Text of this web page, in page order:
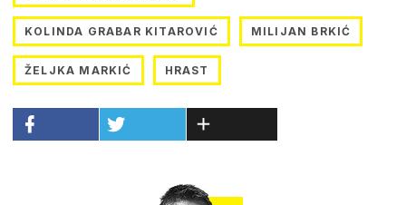
KOLINDA GRABAR KITAROVIĆ MILIJAN BRKIĆ
ŽELJKA MARKIĆ HRAST